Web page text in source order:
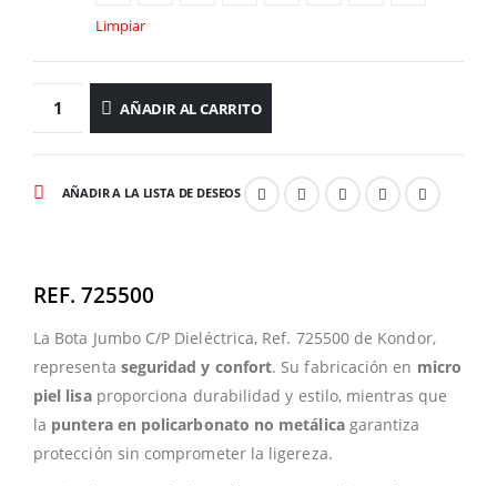
Limpiar
AÑADIR AL CARRITO
AÑADIR A LA LISTA DE DESEOS
REF. 725500
La Bota Jumbo C/P Dieléctrica, Ref. 725500 de Kondor,
representa seguridad y confort. Su fabricación en micro
piel lisaproporciona durabilidad y estilo, mientras que
la puntera en policarbonato no metálicagarantiza
protección sin comprometer la ligereza.